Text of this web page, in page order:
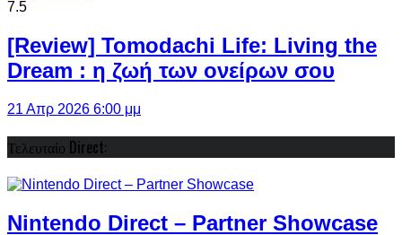
7.5
[Review] Tomodachi Life: Living the
Dream : η ζωή των ονείρων σου
21 Απρ 2026 6:00 μμ
Τελευταίο Direct:
Nintendo Direct – Partner Showcase